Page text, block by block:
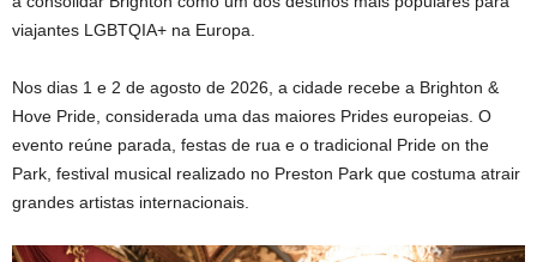
viajantes LGBTQIA+ na Europa.
Nos dias 1 e 2 de agosto de 2026, a cidade recebe a Brighton &
Hove Pride, considerada uma das maiores Prides europeias. O
evento reúne parada, festas de rua e o tradicional Pride on the
Park, festival musical realizado no Preston Park que costuma atrair
grandes artistas internacionais.